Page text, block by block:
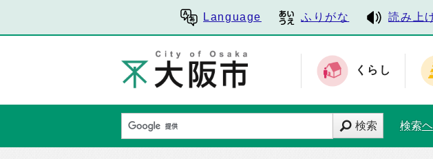
Language ふりがな 読み上
くらし
検索 検索